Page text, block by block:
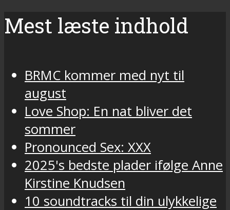
Mest læste indhold
BRMC kommer med nyt til
august
Love Shop: En nat bliver det
sommer
Pronounced Sex: XXX
2025's bedste plader ifølge Anne
Kirstine Knudsen
10 soundtracks til din ulykkelige